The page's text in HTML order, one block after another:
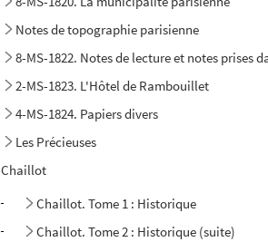
Notes de topographie parisienne
8-MS-1822. Notes de lecture et notes prises
2-MS-1823. L'Hôtel de Rambouillet
4-MS-1824. Papiers divers
Les Précieuses
Chaillot
Chaillot. Tome 1 : Historique
Chaillot. Tome 2 : Historique (suite)